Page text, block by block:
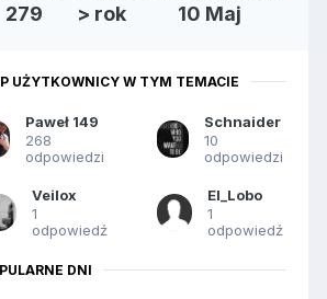
279 > rok 10 Maj
UŻYTKOWNICY W TYM TEMACIE
Paweł 149
268
odpowiedzi
Schnaider
10
odpowiedzi
Veilox
1
odpowiedź
El_Lobo
1
odpowiedź
DNI